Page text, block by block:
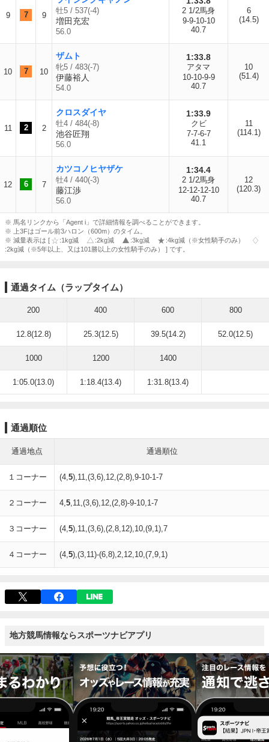
9 7 9
牡5 / 537(-4)
増田充宏
56.0
2 1/2馬身
9-9-10-10
40.7
6
(14.5)
10 7 10
ザムト
牝5 / 483(-7)
伊藤裕人
54.0
1:33.8
アタマ
10-10-9-9
40.7
10
(51.4)
11 2 2
クロスダイヤ
牡4 / 484(-8)
池谷匠翔
56.0
1:33.9
クビ
7-7-6-7
41.1
11
(114.1)
12 6 7
カツコノヒヤザケ
牡4 / 440(-3)
藤江渉
56.0
1:34.4
2 1/2馬身
12-12-12-10
40.7
12
(120.3)
※ 馬名リンクから「Agent i」で詳細情報を調べることができます。
※ 上3Fはゴール前3ハロン（600m）のタイム。
※ 減量表示は [
:1kg減 :2kg減 :3kg減
:4kg減（※女性騎手のみ）
:2kg減（※5年以上、又は101勝以上の女性騎手のみ） ] です。
通過タイム（ラップタイム）
200 400 600 800
12.8(12.8) 25.3(12.5) 39.5(14.2) 52.0(12.5)
1000 1200 1400
1:05.0(13.0) 1:18.4(13.4) 1:31.8(13.4)
通過順位
通過地点 通過順位
１コーナー (4,5),11,(3,6),12,(2,8),9-10-1-7
２コーナー 4,5,11,(3,6),12,(2,8)-9-10,1-7
３コーナー (4,5),11,(3,6),(2,8,12),10,(9,1),7
４コーナー (4,5),(3,11)-(6,8),2,12,10,(7,9,1)
地方競馬情報ならスポーツナビアプリ